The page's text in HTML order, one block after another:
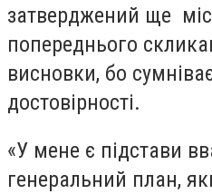
затверджений ще
попереднього
висновки, бо
достовірності.
«У мене є підстави
генеральний план,